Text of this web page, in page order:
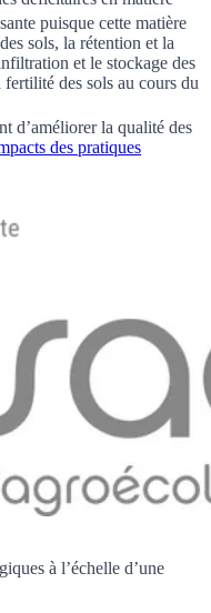
puisque cette matière
sols, la rétention et la
et le stockage des
des sols au cours du
d’améliorer la qualité des
des pratiques
à l’échelle d’une